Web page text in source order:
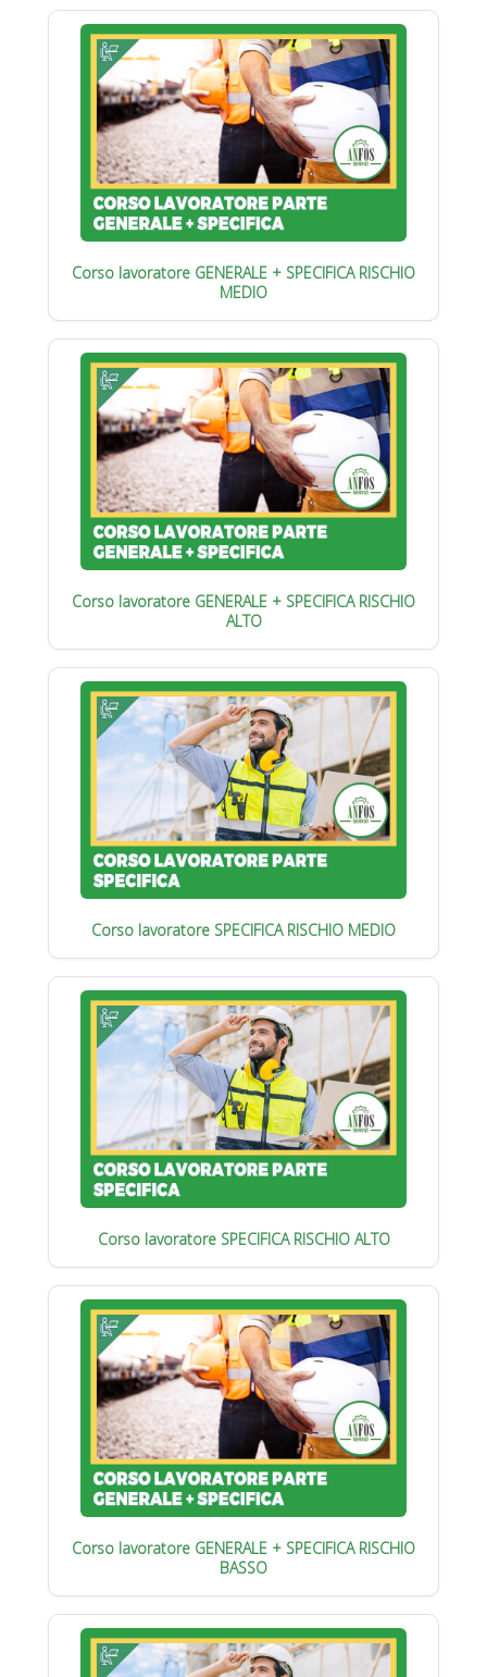
Corso lavoratore GENERALE + SPECIFICA RISCHIO
MEDIO
Corso lavoratore GENERALE + SPECIFICA RISCHIO
ALTO
Corso lavoratore SPECIFICA RISCHIO MEDIO
Corso lavoratore SPECIFICA RISCHIO ALTO
Corso lavoratore GENERALE + SPECIFICA RISCHIO
BASSO